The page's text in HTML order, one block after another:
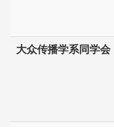
大众传播学系同学会